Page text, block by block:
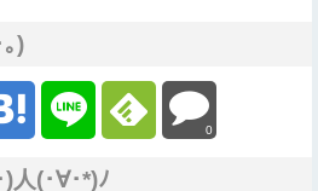
)
0
人(･∀･*)ﾉ